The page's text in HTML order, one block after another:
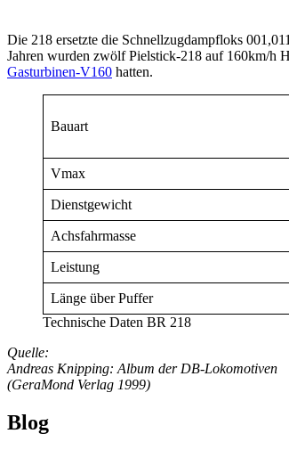
Die 218 ersetzte die Schnellzugdampfloks
Jahren wurden zwölf Pielstick-218 auf 160km/h
Gasturbinen-V160 hatten.
Bauart
Vmax
Dienstgewicht
Achsfahrmasse
Leistung
Länge über Puffer
Technische Daten BR 218
Quelle:
Andreas Knipping: Album der DB-Lokomotiven
(GeraMond Verlag 1999)
Blog